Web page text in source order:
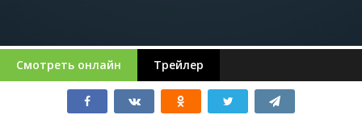
Смотреть онлайн Трейлер